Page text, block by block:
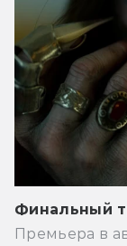
Финальный
Премьера в